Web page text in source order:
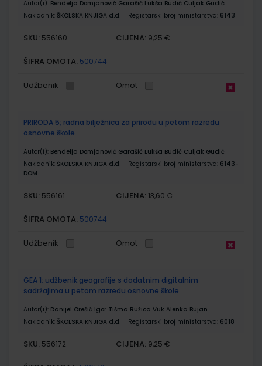
Autor(i): Bendelja Domjanović Garašić Lukša Budić Culjak Gudić
Nakladnik: ŠKOLSKA KNJIGA d.d. Registarski broj ministarstva: 6143
SKU: 556160 CIJENA: 9,25 €
ŠIFRA OMOTA: 500744
Udžbenik Omot
PRIRODA 5; radna bilježnica za prirodu u petom razredu
osnovne škole
Autor(i): Bendelja Domjanović Garašić Lukša Budić Culjak Gudić
Nakladnik: ŠKOLSKA KNJIGA d.d. Registarski broj ministarstva: 6143-
DOM
SKU: 556161 CIJENA: 13,60 €
ŠIFRA OMOTA: 500744
Udžbenik Omot
GEA 1; udžbenik geografije s dodatnim digitalnim
sadržajima u petom razredu osnovne škole
Autor(i): Danijel Orešić Igor Tišma Ružica Vuk Alenka Bujan
Nakladnik: ŠKOLSKA KNJIGA d.d. Registarski broj ministarstva: 6018
SKU: 556172 CIJENA: 9,25 €